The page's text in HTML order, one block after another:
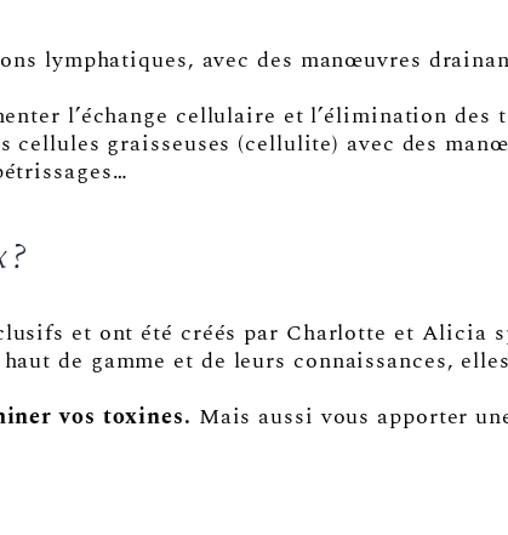
lymphatiques, avec des manœuvres
l’échange cellulaire et l’élimination des
graisseuses (cellulite) avec des
et ont été créés par Charlotte et Alicia
de gamme et de leurs connaissances,
vos toxines. Mais aussi vous apporter